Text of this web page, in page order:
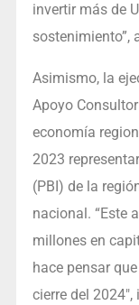
invertir más de
sostenimiento”,
Asimismo, la
Apoyo
economía
2023
(PBI) de la
nacional. “Este
millones en
hace pensar
cierre del